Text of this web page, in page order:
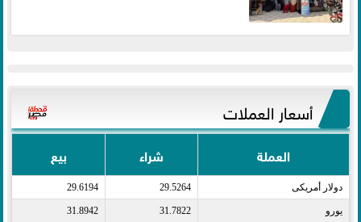
أسعار العملات
العملة شراء بيع
دولار أمريكى​ 29.5264
29.6194
يورو​ 31.7822
31.8942